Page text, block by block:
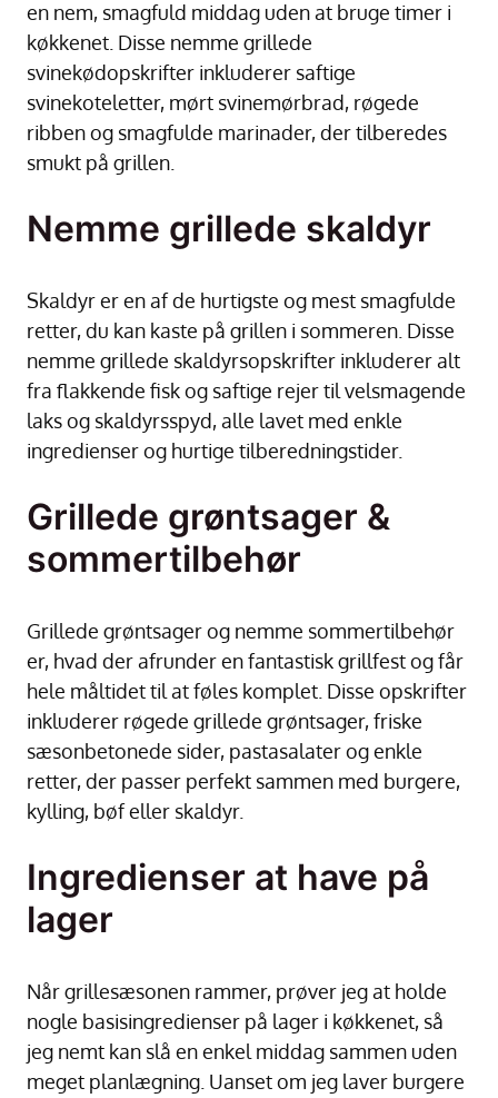
en nem, smagfuld middag uden at bruge timer i
køkkenet. Disse nemme grillede
svinekødopskrifter inkluderer saftige
svinekoteletter, mørt svinemørbrad, røgede
ribben og smagfulde marinader, der tilberedes
smukt på grillen.
Nemme grillede skaldyr
Skaldyr er en af de hurtigste og mest smagfulde
retter, du kan kaste på grillen i sommeren. Disse
nemme grillede skaldyrsopskrifter inkluderer alt
fra flakkende fisk og saftige rejer til velsmagende
laks og skaldyrsspyd, alle lavet med enkle
ingredienser og hurtige tilberedningstider.
Grillede grøntsager &
sommertilbehør
Grillede grøntsager og nemme sommertilbehør
er, hvad der afrunder en fantastisk grillfest og får
hele måltidet til at føles komplet. Disse opskrifter
inkluderer røgede grillede grøntsager, friske
sæsonbetonede sider, pastasalater og enkle
retter, der passer perfekt sammen med burgere,
kylling, bøf eller skaldyr.
Ingredienser at have på
lager
Når grillesæsonen rammer, prøver jeg at holde
nogle basisingredienser på lager i køkkenet, så
jeg nemt kan slå en enkel middag sammen uden
meget planlægning. Uanset om jeg laver burgere